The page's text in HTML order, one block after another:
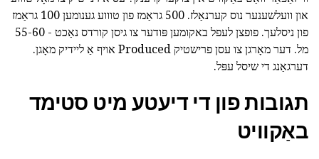
און וועלשענער נוס קערנאַלז. 500 גראַמז פון טוווע גענומען 100 גראַמז
פון ניסלעך. פופצן לעפל באקומען פּודער צו גיסן קורדס נאַכט - 55-60
מל. דער מאָרגן צו עסן פרישטיק Produced אויף אַ ליידיק מאָגן.
דערגאַנג די שיסל עפּל.
תגובות פון די דיעטע מיט סטימד
באַקוויט